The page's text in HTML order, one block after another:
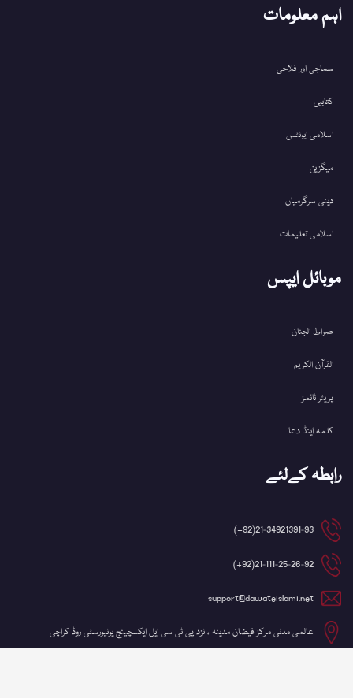
اہم معلومات
سماجی اور فلاحی
کتابیں
اسلامی ایونٹس
میگزین
دینی سرگرمیاں
اسلامی تعلیمات
موبائل ایپس
صراط الجنان
القرآن الکریم
پریئر ٹائمز
کلمہ اینڈ دعا
رابطہ کےلئے
21-34921391-93(92+)
21-111-25-26-92(92+)
support@dawateislami.net
عالمی مدنی مرکز فیضان مدینہ ، نزد پی ٹی سی ایل ایکسچینج یونیورسٹی روڈ کراچی